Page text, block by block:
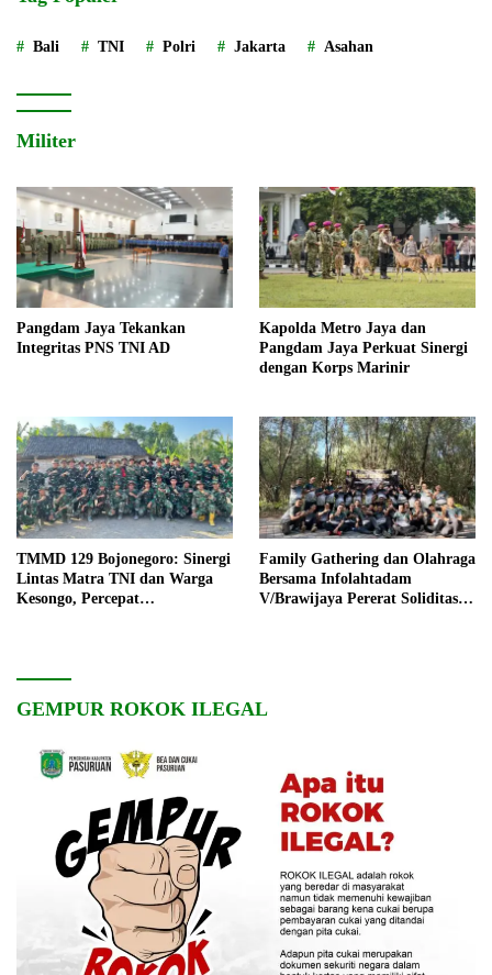
Bali TNI Polri Jakarta Asahan
Militer
Pangdam Jaya Tekankan
Integritas PNS TNI AD
Kapolda Metro Jaya dan
Pangdam Jaya Perkuat Sinergi
dengan Korps Marinir
TMMD 129 Bojonegoro: Sinergi
Lintas Matra TNI dan Warga
Kesongo, Percepat
Family Gathering dan Olahraga
Bersama Infolahtadam
V/Brawijaya Pererat Soliditas
GEMPUR ROKOK ILEGAL